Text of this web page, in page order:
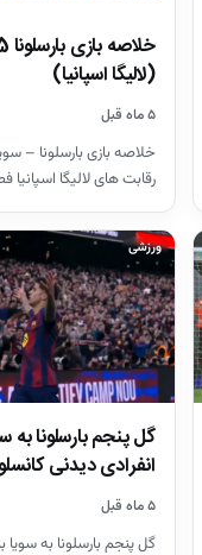
(لالیگا اسپانیا)
۵ ماه قبل
رقابت های لالیگا اسپانیا فصل
ورزشی
گل پنجم بارسلونا به
انفرادی دیدنی
۵ ماه قبل
گل پنجم بارسلونا به سویا